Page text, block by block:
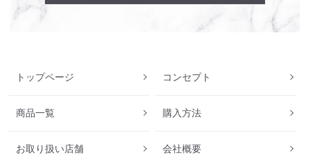
トップページ コンセプト
商品一覧 購入方法
お取り扱い店舗 会社概要